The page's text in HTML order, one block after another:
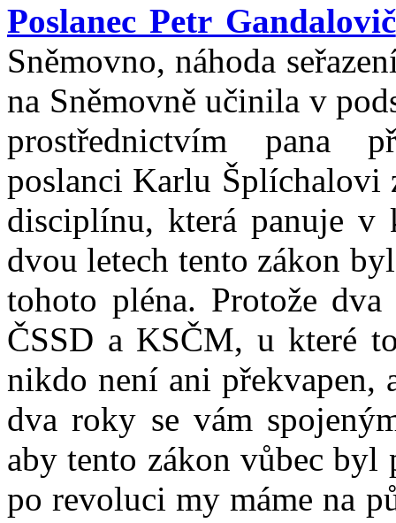
Poslanec Petr Gandalovič
Sněmovno, náhoda
na Sněmovně učinila v
prostřednictvím pana
poslanci Karlu Šplíchalovi
disciplínu, která panuje v
dvou letech tento zákon
tohoto pléna. Protože
ČSSD a KSČM, u které
nikdo není ani překvapen,
dva roky se vám
aby tento zákon vůbec byl
po revoluci my máme na